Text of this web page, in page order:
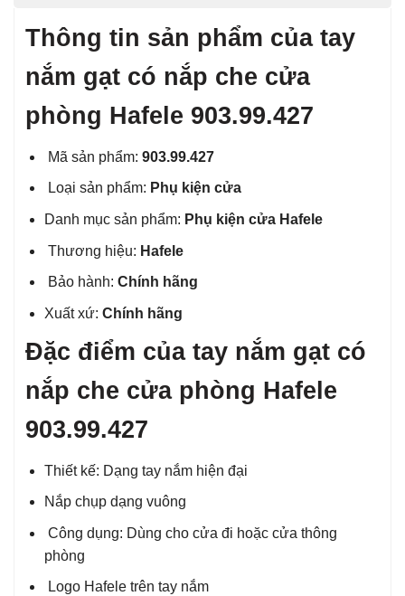
Thông tin sản phẩm của tay
nắm gạt có nắp che cửa
phòng Hafele 903.99.427
Mã sản phẩm: 903.99.427
Loại sản phẩm: Phụ kiện cửa
Danh mục sản phẩm: Phụ kiện cửa Hafele
Thương hiệu: Hafele
Bảo hành: Chính hãng
Xuất xứ: Chính hãng
Đặc điểm của tay nắm gạt có
nắp che cửa phòng Hafele
903.99.427
Thiết kế: Dạng tay nắm hiện đại
Nắp chụp dạng vuông
Công dụng: Dùng cho cửa đi hoặc cửa thông
phòng
Logo Hafele trên tay nắm